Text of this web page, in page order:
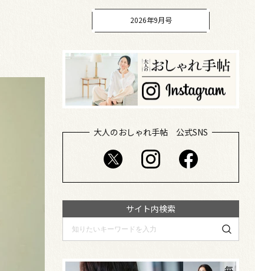
2026年9月号
大人のおしゃれ手帖 公式SNS
サイト内検索